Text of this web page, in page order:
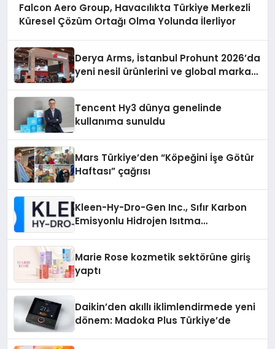
Falcon Aero Group, Havacılıkta Türkiye Merkezli
Küresel Çözüm Ortağı Olma Yolunda İlerliyor
Derya Arms, İstanbul Prohunt 2026’da
yeni nesil ürünlerini ve global marka
Tencent Hy3 dünya genelinde
kullanıma sunuldu
Mars Türkiye’den “Köpeğini İşe Götür
Haftası” çağrısı
Kleen-Hy-Dro-Gen Inc., Sıfır Karbon
Emisyonlu Hidrojen Isıtma
Marie Rose kozmetik sektörüne giriş
yaptı
Daikin’den akıllı iklimlendirmede yeni
dönem: Madoka Plus Türkiye’de